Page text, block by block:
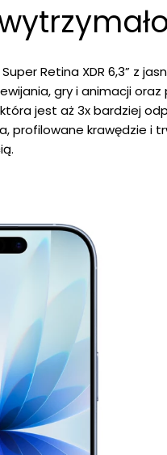
Retina XDR 6,3” z
gry i animacji
jest aż 3x bardziej
krawędzie i